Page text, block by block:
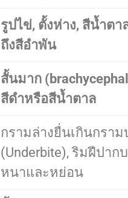
รูปไข่, ตั้งห่าง, สีน้ำตา
ถึงสีอำพัน
สั้นมาก
สีดำหรือสีน้ำตาล
กรามล่างยื่นเกินกรา
(Underbite), ริมฝีปาก
หนาและหย่อน